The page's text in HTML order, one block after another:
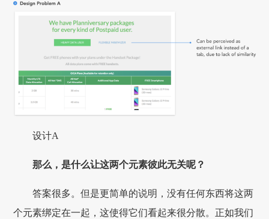
设计A
那么，是什么让这两个元素彼此无关呢？
答案很多。但是更简单的说明，没有任何东西将这两
个元素绑定在一起，这使得它们看起来很分散。正如我们